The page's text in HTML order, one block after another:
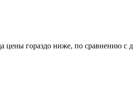
цены гораздо ниже, по сравнению